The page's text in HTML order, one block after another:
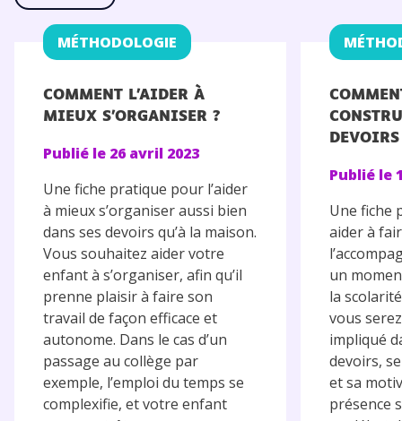
COMMENT L’AIDER À
MIEUX S’ORGANISER ?
MÉTHODOLOGIE
Publié le 26 avril 2023
Une fiche pratique pour l’aider
à mieux s’organiser aussi bien
dans ses devoirs qu’à la maison.
Vous souhaitez aider votre
enfant à s’organiser, afin qu’il
prenne plaisir à faire son
travail de façon efficace et
autonome. Dans le cas d’un
passage au collège par
exemple, l’emploi du temps se
complexifie, et votre enfant
Publié le
Une fiche
aider à
un
la
vous
impliqué
devoirs,
et sa
présence